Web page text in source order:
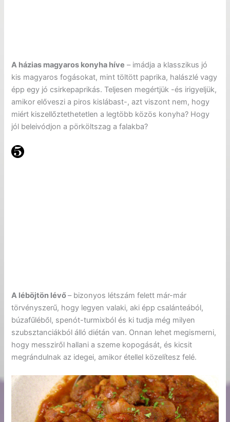
A házias magyaros konyha híve – imádja a klasszikus jó
kis magyaros fogásokat, mint töltött paprika, halászlé vagy
épp egy jó csirkepaprikás. Teljesen megértjük -és irigyeljük,
amikor előveszi a piros kislábast-, azt viszont nem, hogy
miért kiszellőztethetetlen a legtöbb közös konyha? Hogy
jól beleivódjon a pörköltszag a falakba?
A léböjtön lévő– bizonyos létszám felett már-már
törvényszerű, hogy legyen valaki, aki épp csalánteából,
búzafűléből, spenót-turmixból és ki tudja még milyen
szubsztanciákból álló diétán van. Onnan lehet megismerni,
hogy messziről hallani a szeme kopogását, és kicsit
megrándulnak az idegei, amikor étellel közelítesz felé.